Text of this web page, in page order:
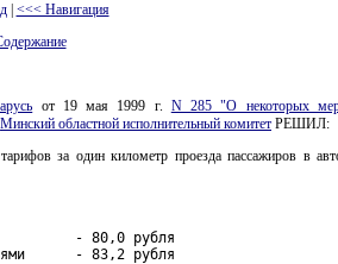
| <<< Навигация
от 19 мая 1999 г. N 285 "О некоторых
Минский областной исполнительный комитет РЕШИЛ:
за один километр проезда пассажиров в
- 80,0 рубля
- 83,2 рубля